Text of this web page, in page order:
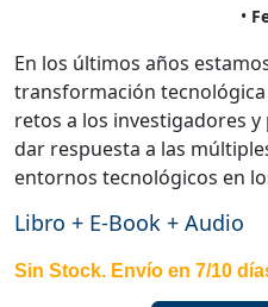
Libro + E-Book + Audio
Sin Stock. Envío en 7/10
En los últimos años
transformación
retos a los investigadores
dar respuesta a las
entornos tecnológicos en